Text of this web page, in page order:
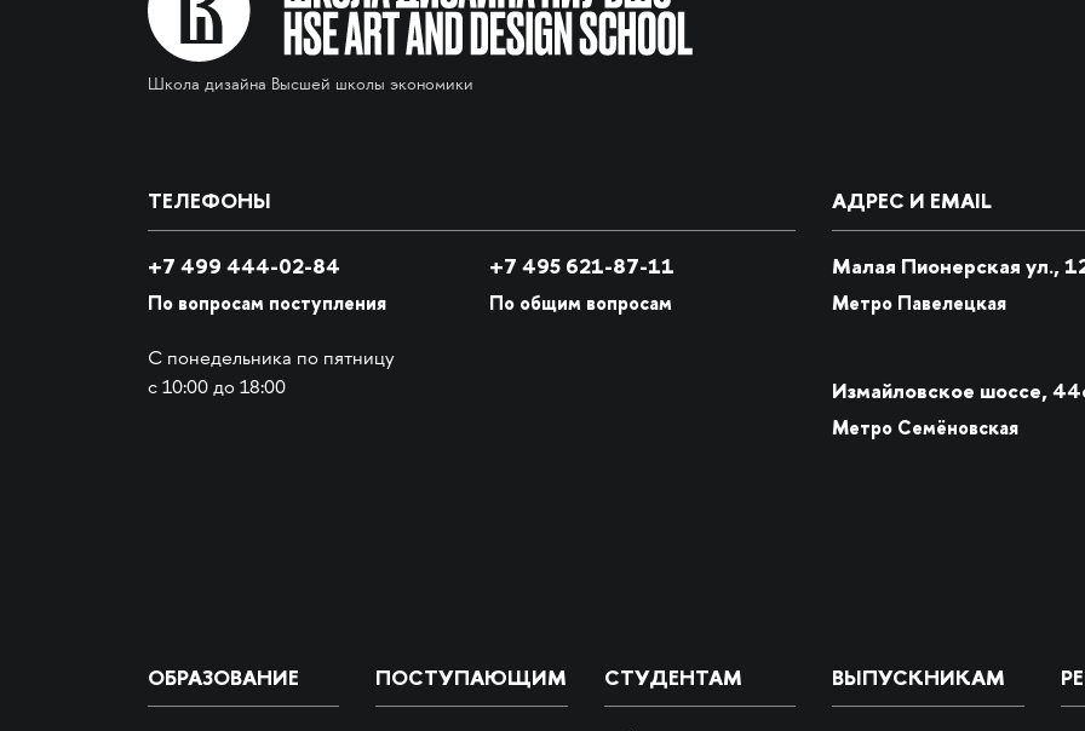
Школа дизайна Высшей школы экономики
ТЕЛЕФОНЫ
+7 499 444-02-84
По вопросам поступления
С понедельника по пятницу
с 10:00 до 18:00
+7 495 621-87-11
По общим вопросам
АДРЕС И EMAIL
Малая Пионерская ул.,
Метро Павелецкая
Измайловское шоссе,
Метро Семёновская
ОБРАЗОВАНИЕ ПОСТУПАЮЩИМ СТУДЕНТАМ ВЫПУСКНИКАМ